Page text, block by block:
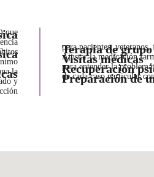
que
la
y
Terapia de grupo
para pacientes,
Visitas médicas
Ajustar la medicación
Recuperación
para entender la
Preparación de
de cada caso particular